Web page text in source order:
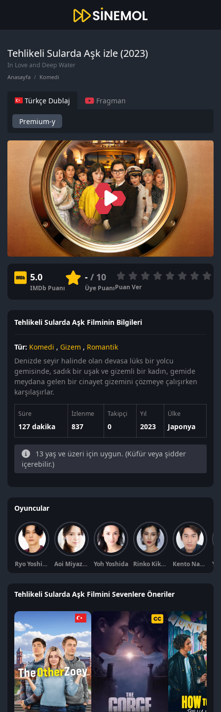
Tehlikeli Sularda Aşk izle (2023)
In Love and Deep Water
Anasayfa Komedi
Türkçe Dublaj Fragman
Premium-y
5.0
IMDb Puanı
-/ 10
Üye PuanıPuan Ver
Tehlikeli Sularda Aşk Filminin Bilgileri
Tür: Komedi , Gizem , Romantik
Denizde seyir halinde olan devasa lüks bir yolcu
gemisinde, sadık bir uşak ve gizemli bir kadın, gemide
meydana gelen bir cinayet gizemini çözmeye çalışırken
karşılaşırlar.
Süre
127 dakika
İzlenme
837
Takipçi
0
Yıl
2023
Ülke
Japonya
13 yaş ve üzeri için uygun. (Küfür veya şidder
içerebilir.)
Oyuncular
Ryo Yoshizawa Aoi Miyazaki Yoh Yoshida Rinko Kikuchi Kento Nagayama
Tehlikeli Sularda Aşk Filmini Sevenlere Öneriler